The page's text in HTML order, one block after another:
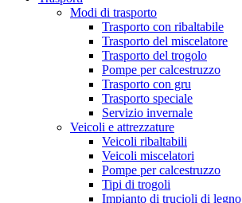
Modi di trasporto
Trasporto con ribaltabile
Trasporto del miscelatore
Trasporto del trogolo
Pompe per calcestruzzo
Trasporto con gru
Trasporto speciale
Servizio invernale
Veicoli e attrezzature
Veicoli ribaltabili
Veicoli miscelatori
Pompe per calcestruzzo
Tipi di trogoli
Impianto di trucioli di legno